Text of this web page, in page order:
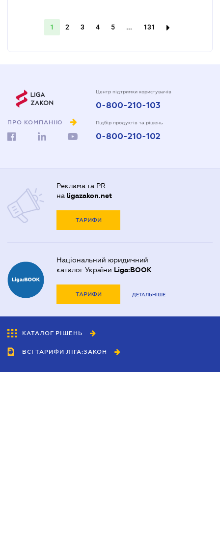
1 2 3 4 5 ... 131
ПРО КОМПАНІЮ
Центр підтримки користувачів
0-800-210-103
Підбір продуктів та рішень
0-800-210-102
Реклама та PR
на ligazakon.net
ТАРИФИ
Національний юридичний
каталог України Liga:BOOK
ТАРИФИ ДЕТАЛЬНІШЕ
КАТАЛОГ РІШЕНЬ
ВСІ ТАРИФИ ЛІГА:ЗАКОН